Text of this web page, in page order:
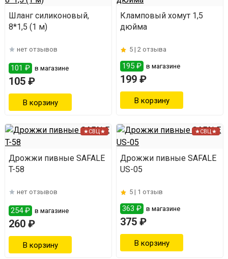
Шланг силиконовый,
8*1,5 (1 м)
нет отзывов
101 ₽ в магазине
105 ₽
Кламповый хомут 1,5
дюйма
5 |2 отзыва
195 ₽ в магазине
199 ₽
★СВЦ★
Дрожжи пивные SAFALE
T-58
нет отзывов
254 ₽ в магазине
260 ₽
★СВЦ★
Дрожжи пивные SAFALE
US-05
5 | 1 отзыв
363 ₽ в магазине
375 ₽